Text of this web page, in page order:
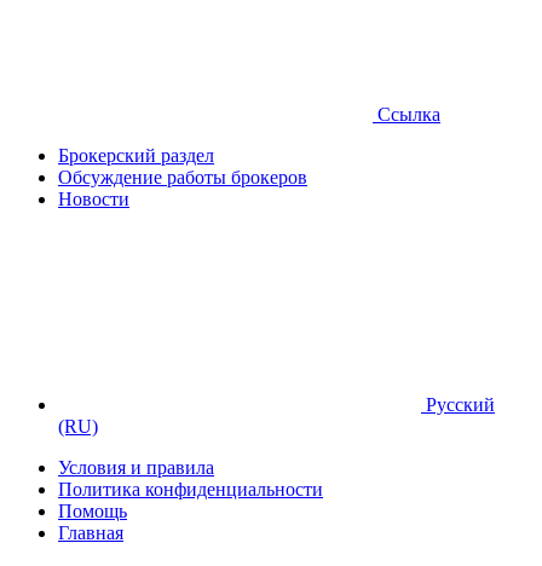
Ссылка
Брокерский раздел
Обсуждение работы брокеров
Новости
Русский
(RU)
Условия и правила
Политика конфиденциальности
Помощь
Главная